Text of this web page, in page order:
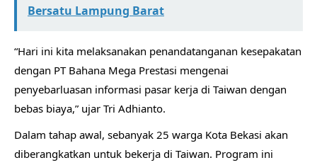
Bersatu Lampung Barat
“Hari ini kita melaksanakan penandatanganan kesepakatan
dengan PT Bahana Mega Prestasi mengenai
penyebarluasan informasi pasar kerja di Taiwan dengan
bebas biaya,” ujar Tri Adhianto.
Dalam tahap awal, sebanyak 25 warga Kota Bekasi akan
diberangkatkan untuk bekerja di Taiwan. Program ini